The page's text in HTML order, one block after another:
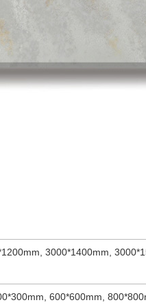
3000*1400mm,
600*600mm,